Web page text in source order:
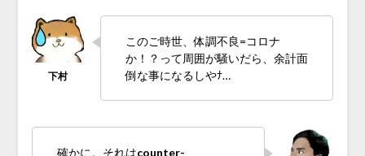
このご時世、体調不良=コロナ
か！？って周囲が騒いだら、余計面
倒な事になるしやﾅ…
確かに。それはcounter-